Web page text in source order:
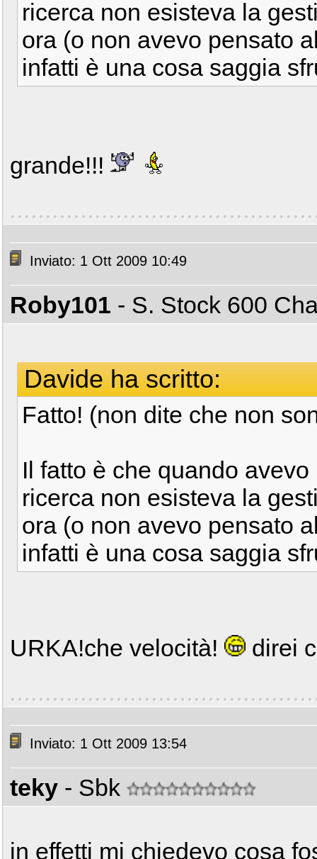
ricerca non esisteva la
ora (o non avevo pensato
infatti è una cosa saggia
grande!!!
Inviato: 1 Ott 2009 10:49
Roby101 - S. Stock 600
Davide ha scritto:
Fatto! (non dite che non
Il fatto è che quando
ricerca non esisteva la
ora (o non avevo pensato
infatti è una cosa saggia
URKA!che velocità! direi
Inviato: 1 Ott 2009 13:54
teky - Sbk
in effetti mi chiedevo cosa